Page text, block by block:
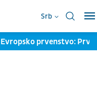
Srb
prvenstvo: Prvi